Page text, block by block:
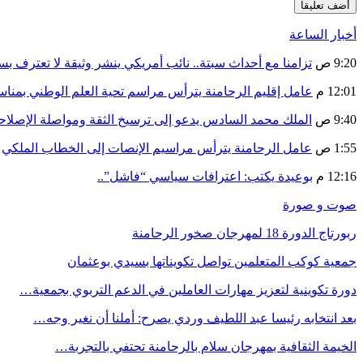
أخبار الساعة
9:20 ص تزامنا مع أحداث سبتة.. نائب أمريكي ينشر وثيقة لا تعترف
12:01 م عامل إقليم الرحامنة يترأس مراسم تحية العلم الوطني
9:40 ص الملك محمد السادس يدعو إلى ترسيخ الثقة ومواصلة
1:55 ص عامل الرحامنة يترأس مراسيم الإنصات إلى الخطاب الملكي
12:16 م بوعيدة يكتب: اعترافات سياسي “فاشل”..
صوت و صورة
ربورتاج الدورة 18 لمهرجان صخور الرحامنة
جمعية كوكب المتعلمين تواصل تكويناتها بسيدي بوعثمان
دورة تكوينية لتعزيز مهارات العاملين في الدعم التربوي بجمعية…
بعد انتخابه رئيسا عبد اللطيف وردي يصرح: أملنا أن نغير وجه…
الخيمة الثقافية بمهرجان سلام بالرحامنة تحتفي بالتجربة…